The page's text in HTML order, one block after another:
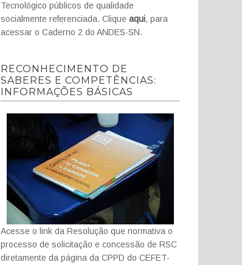
Tecnológico públicos de qualidade
socialmente referenciada. Clique aqui, para
acessar o Caderno 2 do ANDES-SN.
RECONHECIMENTO DE
SABERES E COMPETÊNCIAS:
INFORMAÇÕES BÁSICAS
Acesse o link da Resolução que normativa o
processo de solicitação e concessão de RSC
diretamente da página da CPPD do CEFET-